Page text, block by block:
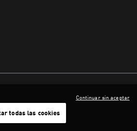
todas las cookies
Continuar sin aceptar